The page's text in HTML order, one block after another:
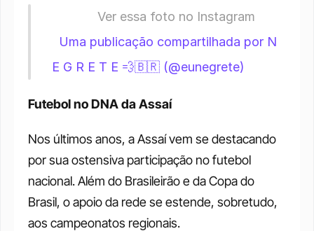
Uma publicação compartilhada por N
E G R E T E 💨🇧🇷 (@eunegrete)
Futebol no DNA da Assaí
Nos últimos anos, a Assaí vem se destacando
por sua ostensiva participação no futebol
nacional. Além do Brasileirão e da Copa do
Brasil, o apoio da rede se estende, sobretudo,
aos campeonatos regionais.